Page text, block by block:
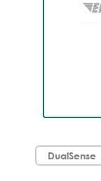
DualSense